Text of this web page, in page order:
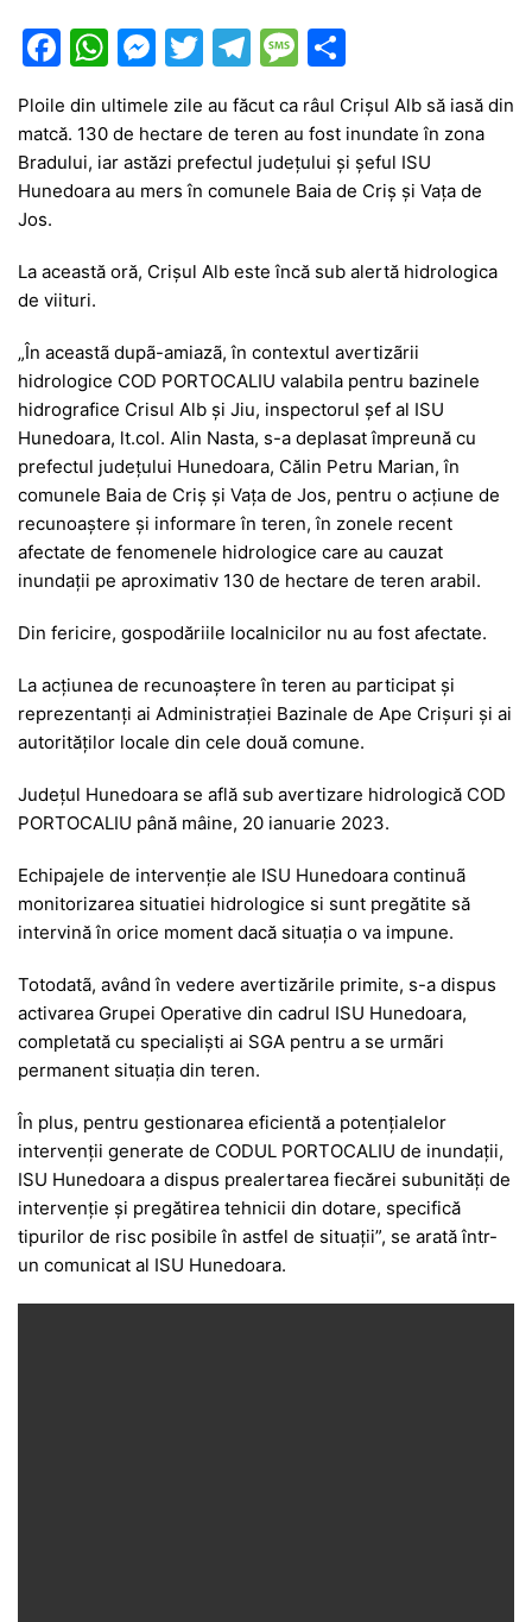
F
c
e
b
o
k
W
h
at
s
A
p
M
s
s
e
g
T
itt
er
T
e
gr
a
M
e
s
s
a
e
ar
ta
je
a
ă
Ploile din ultimele zile au făcut ca râul Crișul Alb să iasă din
matcă. 130 de hectare de teren au fost inundate în zona
Bradului, iar astăzi prefectul județului și șeful ISU
Hunedoara au mers în comunele Baia de Criș și Vața de
Jos.
La această oră, Crișul Alb este încă sub alertă hidrologica
de viituri.
„În aceastã dupã-amiazã, în contextul avertizãrii
hidrologice COD PORTOCALIU valabila pentru bazinele
hidrografice Crisul Alb și Jiu, inspectorul șef al ISU
Hunedoara, lt.col. Alin Nasta, s-a deplasat împreună cu
prefectul județului Hunedoara, Călin Petru Marian, în
comunele Baia de Criș și Vața de Jos, pentru o acțiune de
recunoaștere și informare în teren, în zonele recent
afectate de fenomenele hidrologice care au cauzat
inundații pe aproximativ 130 de hectare de teren arabil.
Din fericire, gospodăriile localnicilor nu au fost afectate.
La acțiunea de recunoaștere în teren au participat și
reprezentanți ai Administrației Bazinale de Ape Crișuri și ai
autorităților locale din cele două comune.
Județul Hunedoara se află sub avertizare hidrologică COD
PORTOCALIU până mâine, 20 ianuarie 2023.
Echipajele de intervenție ale ISU Hunedoara continuã
monitorizarea situatiei hidrologice si sunt pregătite să
intervină în orice moment dacă situația o va impune.
Totodatã, având în vedere avertizările primite, s-a dispus
activarea Grupei Operative din cadrul ISU Hunedoara,
completată cu specialiști ai SGA pentru a se urmãri
permanent situația din teren.
În plus, pentru gestionarea eficientă a potențialelor
intervenții generate de CODUL PORTOCALIU de inundații,
ISU Hunedoara a dispus prealertarea fiecărei subunități de
intervenție și pregătirea tehnicii din dotare, specifică
tipurilor de risc posibile în astfel de situații”, se arată într-
un comunicat al ISU Hunedoara.